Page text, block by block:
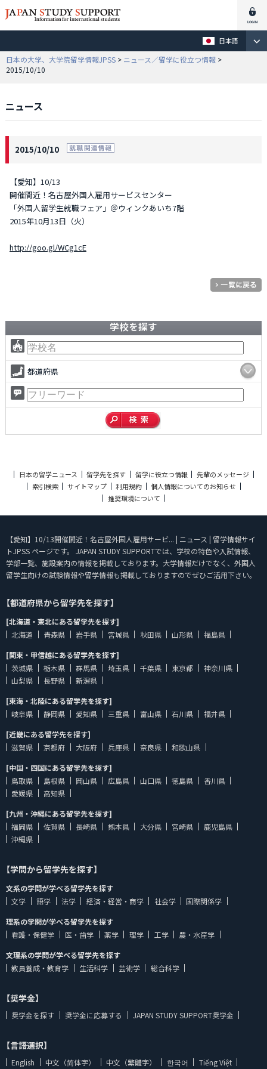
日本語
日本の大学、大学院留学情報JPSS > ニュース／留学に役立つ情報 >
2015/10/10
ニュース
2015/10/10
【愛知】10/13
開催間近！名古屋外国人雇用サービスセンター
「外国人留学生就職フェア」＠ウィンクあいち7階
2015年10月13日（火）
http://goo.gl/WCg1cE
学校を探す
都道府県
日本の留学ニュース 留学先を探す 留学に役立つ情報
先輩のメッセージ
索引検索
サイトマップ 利用規約
個人情報についてのお知らせ
推奨環境について
【愛知】10/13開催間近！名古屋外国人雇用サービ... | ニュース | 留学情報サイ
トJPSS ページです。 JAPAN STUDY SUPPORTでは、学校の特色や入試情報、
学部一覧、施設案内の情報を掲載しております。大学情報だけでなく、外国人
留学生向けの試験情報や留学情報も掲載しておりますのでぜひご活用下さい。
【都道府県から留学先を探す】
[北海道・東北にある留学先を探す]
北海道
青森県 岩手県 宮城県 秋田県 山形県
福島県
[関東・甲信越にある留学先を探す]
茨城県
栃木県 群馬県 埼玉県 千葉県 東京都
神奈川県
山梨県
長野県
新潟県
[東海・北陸にある留学先を探す]
岐阜県
静岡県 愛知県 三重県 富山県 石川県
福井県
[近畿にある留学先を探す]
滋賀県
京都府 大阪府 兵庫県 奈良県
和歌山県
[中国・四国にある留学先を探す]
鳥取県
島根県 岡山県 広島県 山口県 徳島県
香川県
愛媛県
高知県
[九州・沖縄にある留学先を探す]
福岡県
佐賀県 長崎県 熊本県 大分県 宮崎県
鹿児島県
沖縄県
【学問から留学先を探す】
文系の学問が学べる留学先を探す
文学
語学 法学 経済・経営・商学 社会学
国際関係学
理系の学問が学べる留学先を探す
看護・保健学
医・歯学 薬学 理学 工学
農・水産学
文理系の学問が学べる留学先を探す
教員養成・教育学
生活科学 芸術学 総合科学
【奨学金】
奨学金を探す 奨学金に応募する JAPAN STUDY SUPPORT奨学金
【言語選択】
English 中文（简体字） 中文（繁體字） 한국어 Tiếng Việt